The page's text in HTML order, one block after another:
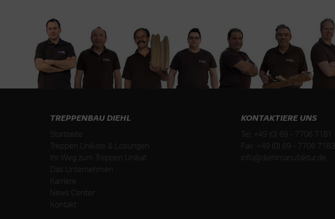
TREPPENBAU DIEHL
Startseite
Treppen Unikate & Lösungen
Ihr Weg zum Treppen Unikat
Das Unternehmen
Karriere
News Center
Kontakt
KONTAKTIERE UNS
Tel: +49 (0) 69 - 7706 7181
Fax: +49 (0) 69 - 7706 7183
info@diehlmanufaktur.de